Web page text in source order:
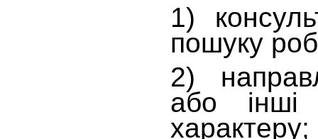
1)
пошуку
2)
або інші
характеру;